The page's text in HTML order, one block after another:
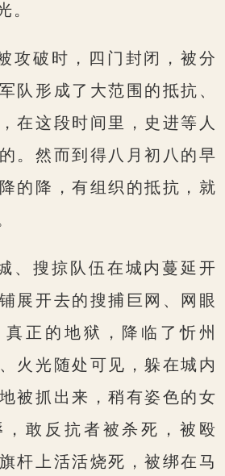
。
攻破时，四门封闭，被分
队形成了大范围的抵抗、
在这段时间里，史进等人
。然而到得八月初八的早
的降，有组织的抵抗，就
、搜掠队伍在城内蔓延开
展开去的搜捕巨网、网眼
正的地狱，降临了忻州
火光随处可见，躲在城内
被抓出来，稍有姿色的女
敢反抗者被杀死，被殴
杆上活活烧死，被绑在马